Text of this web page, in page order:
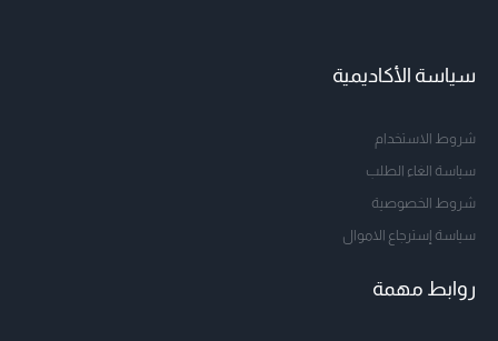
سياسة الأكاديمية
شروط الاستخدام
سياسة الغاء الطلب
شروط الخصوصية
سياسة إسترجاع الاموال
روابط مهمة